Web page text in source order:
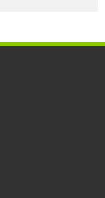
như thế nào?
nào? Có bảo